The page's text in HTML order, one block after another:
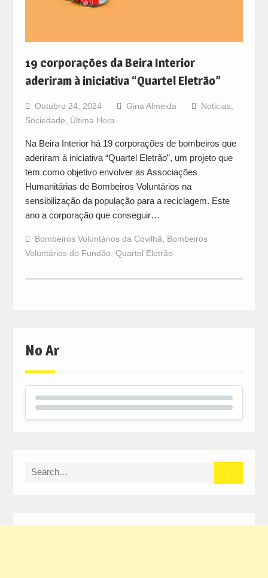
19 corporações da Beira Interior
aderiram à iniciativa “Quartel Eletrão”
Outubro 24, 2024 Gina Almeida Noticias,
Sociedade
Última Hora
Na Beira Interior há 19 corporações de bombeiros que
aderiram à iniciativa “Quartel Eletrão”, um projeto que
tem como objetivo envolver as Associações
Humanitárias de Bombeiros Voluntários na
sensibilização da população para a reciclagem. Este
ano a corporação que conseguir…
Bombeiros Voluntários da Covilhã
Bombeiros
Voluntários do Fundão Quartel Eletrão
No Ar
Search